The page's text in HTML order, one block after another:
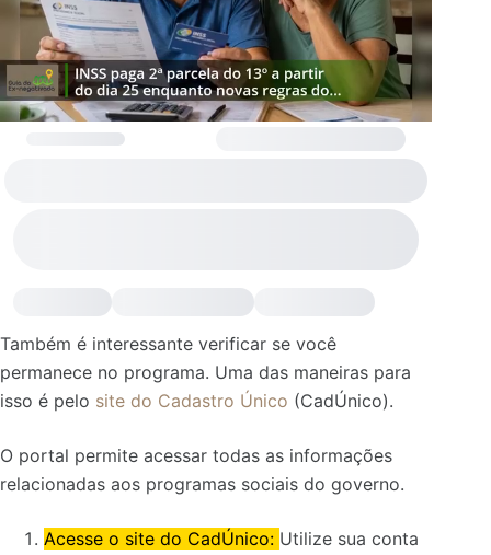
Também é interessante verificar se você
permanece no programa. Uma das maneiras para
isso é pelo site do Cadastro Único (CadÚnico).
O portal permite acessar todas as informações
relacionadas aos programas sociais do governo.
Acesse o site do CadÚnico: Utilize sua conta